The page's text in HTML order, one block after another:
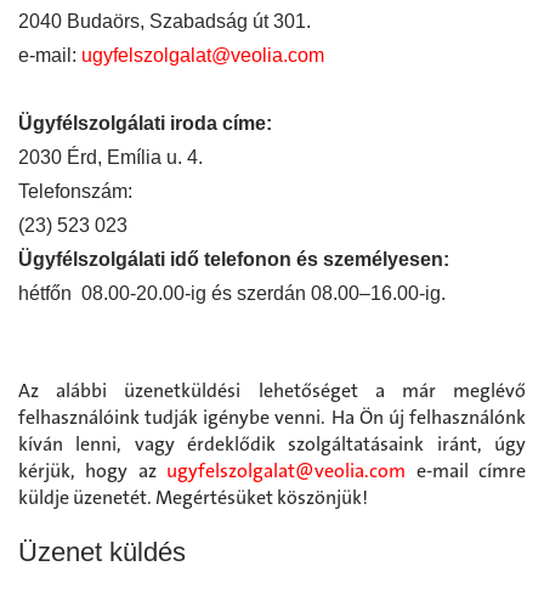
2040 Budaörs, Szabadság út 301.
e-mail: ugyfelszolgalat@veolia.com
Ügyfélszolgálati iroda címe:
2030 Érd, Emília u. 4.
Telefonszám:
(23) 523 023
Ügyfélszolgálati idő telefonon és személyesen:
hétfőn 08.00-20.00-ig és szerdán 08.00–16.00-ig.
Az alábbi üzenetküldési lehetőséget a már meglévő
felhasználóink tudják igénybe venni. Ha Ön új felhasználónk
kíván lenni, vagy érdeklődik szolgáltatásaink iránt, úgy
kérjük, hogy az ugyfelszolgalat@veolia.com e-mail címre
küldje üzenetét. Megértésüket köszönjük!
Üzenet küldés